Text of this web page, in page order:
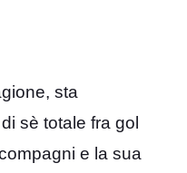
sta
sè totale fra gol
e la sua